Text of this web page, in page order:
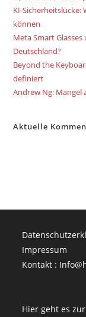
KI-Sicherheitslücke:
können
Meta Smart
Deutschland?
Beyond the
definiert
Andrew Ng: Mangel
Aktuelle
Impressum
Kontakt :
Hier geht es